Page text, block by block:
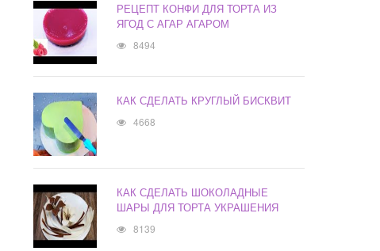
РЕЦЕПТ КОНФИ ДЛЯ ТОРТА ИЗ
ЯГОД С АГАР АГАРОМ
8494
КАК СДЕЛАТЬ КРУГЛЫЙ БИСКВИТ
4668
КАК СДЕЛАТЬ ШОКОЛАДНЫЕ
ШАРЫ ДЛЯ ТОРТА УКРАШЕНИЯ
8139